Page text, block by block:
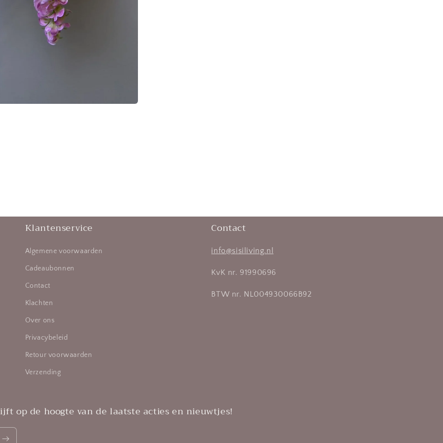
Klantenservice
Algemene voorwaarden
Cadeaubonnen
Contact
Klachten
Over ons
Privacybeleid
Retour voorwaarden
Verzending
Contact
info@sisiliving.nl
KvK nr. 91990696
BTW nr. NL004930066B92
op de hoogte van de laatste acties en nieuwtjes!